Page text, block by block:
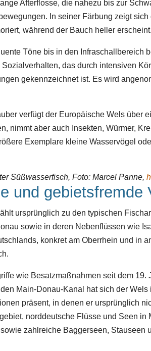
Afterflosse, die nahezu bis zur
In seiner Färbung zeigt
während der Bauch heller erscheint.
Töne bis in den Infraschallbereich
das durch intensiven
gekennzeichnet ist. Es wird
verfügt der Europäische Wels über
nimmt aber auch Insekten, Würmer,
Exemplare kleine Wasservögel
Süßwasserfisch, Foto: Marcel Panne,
und gebietsfremde
ursprünglich zu den typischen
sowie in deren Nebenflüssen wie
konkret am Oberrhein und in
wie Besatzmaßnahmen seit dem
Main-Donau-Kanal hat sich der
präsent, in denen er ursprünglich
norddeutsche Flüsse und Seen
zahlreiche Baggerseen, Stauseen